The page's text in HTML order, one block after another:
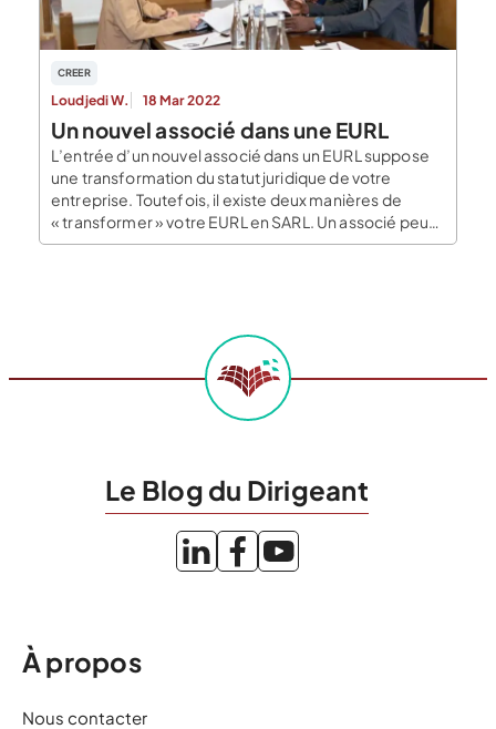
CREER
Loudjedi W. 18 Mar 2022
Un nouvel associé dans une EURL
L’entrée d’un nouvel associé dans un EURL suppose
une transformation du statut juridique de votre
entreprise. Toutefois, il existe deux manières de
« transformer » votre EURL en SARL. Un associé peut
entrer par voie de cession de parts sociales ou par
Le Blog du Dirigeant
À propos
Nous contacter